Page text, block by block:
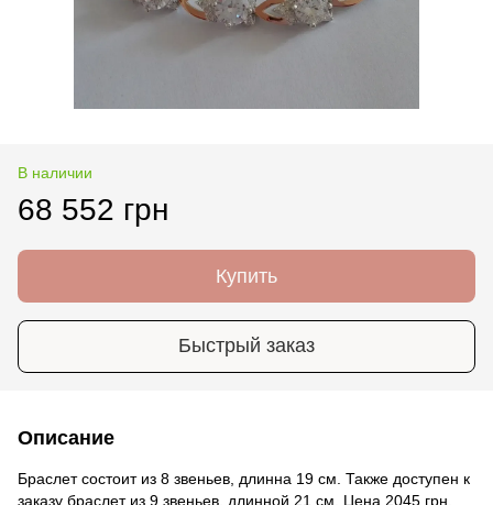
В наличии
68 552 грн
Купить
Быстрый заказ
Описание
Браслет состоит из 8 звеньев, длинна 19 см. Также доступен к
заказу браслет из 9 звеньев, длинной 21 см. Цена 2045 грн.